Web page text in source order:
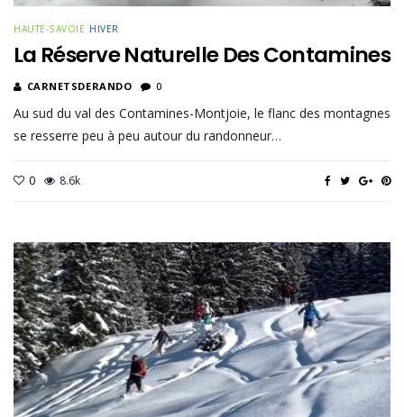
HAUTE-SAVOIE HIVER
La Réserve Naturelle Des Contamines
CARNETSDERANDO 0
Au sud du val des Contamines-Montjoie, le flanc des montagnes
se resserre peu à peu autour du randonneur…
0 8.6k